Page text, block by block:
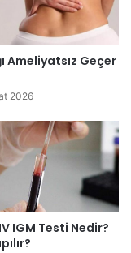
Ameliyatsız Geçer
2026
IGM Testi Nedir?